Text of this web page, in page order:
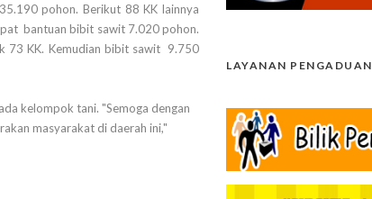
pohon. Berikut 88 KK lainnya
bantuan bibit sawit 7.020 pohon.
73 KK. Kemudian bibit sawit 9.750
kelompok tani. "Semoga dengan
masyarakat di daerah ini,"
LAYANAN PENGADUAN